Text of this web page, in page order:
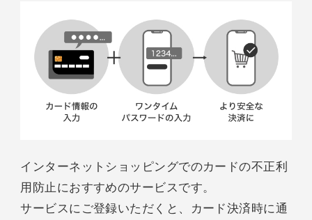
インターネットショッピングでのカードの不正利
用防止におすすめのサービスです。
サービスにご登録いただくと、カード決済時に通